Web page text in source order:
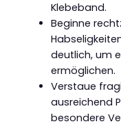
Klebeband.
Beginne
deutlich, um
ermöglichen.
Verstaue
ausreichend
besondere